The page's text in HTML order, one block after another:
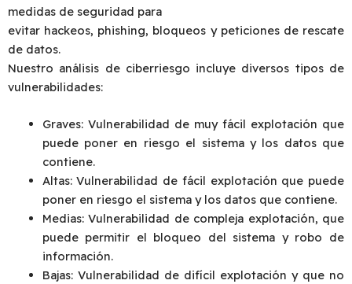
medidas de seguridad para
evitar hackeos, phishing, bloqueos y peticiones de rescate
de datos.
Nuestro análisis de ciberriesgo incluye diversos tipos de
vulnerabilidades:
Graves: Vulnerabilidad de muy fácil explotación que
puede poner en riesgo el sistema y los datos que
contiene.
Altas: Vulnerabilidad de fácil explotación que puede
poner en riesgo el sistema y los datos que contiene.
Medias: Vulnerabilidad de compleja explotación, que
puede permitir el bloqueo del sistema y robo de
información.
Bajas: Vulnerabilidad de difícil explotación y que no